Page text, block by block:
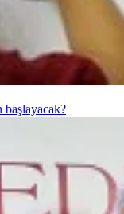
başlayacak?